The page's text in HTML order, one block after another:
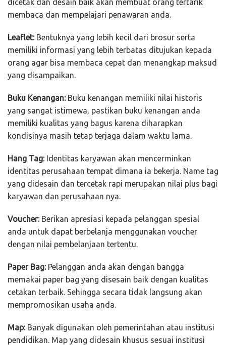
membaca dan mempelajari penawaran anda.
Leaflet:Bentuknya yang lebih kecil dari brosur serta
memiliki informasi yang lebih terbatas ditujukan kepada
orang agar bisa membaca cepat dan menangkap maksud
yang disampaikan.
Buku Kenangan:Buku kenangan memiliki nilai historis
yang sangat istimewa, pastikan buku kenangan anda
memiliki kualitas yang bagus karena diharapkan
kondisinya masih tetap terjaga dalam waktu lama.
Hang Tag:Identitas karyawan akan mencerminkan
identitas perusahaan tempat dimana ia bekerja. Name tag
yang didesain dan tercetak rapi merupakan nilai plus bagi
karyawan dan perusahaan nya.
Voucher:Berikan apresiasi kepada pelanggan spesial
anda untuk dapat berbelanja menggunakan voucher
dengan nilai pembelanjaan tertentu.
Paper Bag:Pelanggan anda akan dengan bangga
memakai paper bag yang disesain baik dengan kualitas
cetakan terbaik. Sehingga secara tidak langsung akan
mempromosikan usaha anda.
Map:Banyak digunakan oleh pemerintahan atau institusi
pendidikan. Map yang didesain khusus sesuai institusi